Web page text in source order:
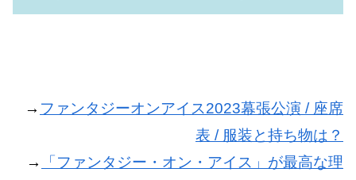
→ ファンタジーオンアイス2023幕張公演 / 座席
表 / 服装と持ち物は？
→
「ファンタジー・オン・アイス」が最高な理